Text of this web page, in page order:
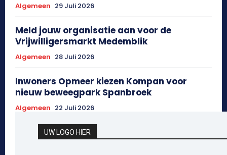
Algemeen 29 Juli 2026
Meld jouw organisatie aan voor de
Vrijwilligersmarkt Medemblik
Algemeen 28 Juli 2026
Inwoners Opmeer kiezen Kompan voor
nieuw beweegpark Spanbroek
Algemeen 22 Juli 2026
UW LOGO HIER